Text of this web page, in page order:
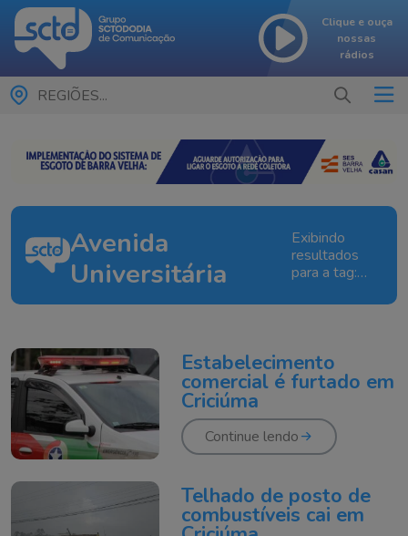
Clique e ouça
nossas
rádios
REGIÕES...
Avenida
Universitária
Exibindo
resultados
para a tag:
Universitária
Estabelecimento
comercial é furtado em
Criciúma
Continue lendo
Telhado de posto de
combustíveis cai em